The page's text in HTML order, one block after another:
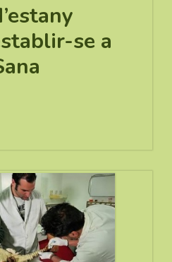
se a